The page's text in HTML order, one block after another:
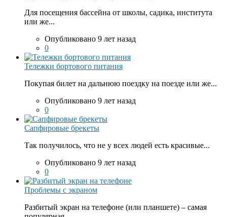
Для посещения бассейна от школы, садика, института
или же...
Опубликовано 9 лет назад
0
Тележки бортового питания
Покупая билет на дальнюю поездку на поезде или же...
Опубликовано 9 лет назад
0
Сапфировые брекеты
Так получилось, что не у всех людей есть красивые...
Опубликовано 9 лет назад
0
Проблемы с экраном
Разбитый экран на телефоне (или планшете) – самая